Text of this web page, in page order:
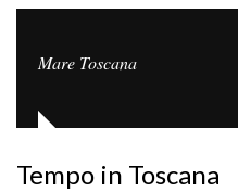
Mare Toscana
Tempo in Toscana